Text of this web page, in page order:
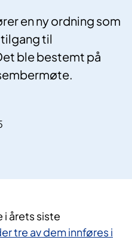
en ny ordning som
til
ble bestemt på
i årets siste
tre av dem innføres i